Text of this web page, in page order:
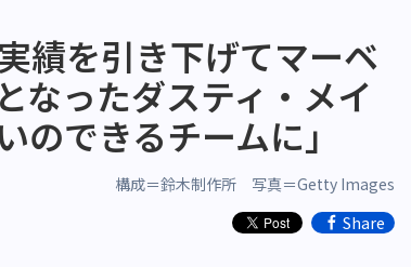
績を引き下げてマーベ
なったダスティ・メイ
のできるチームに」
構成＝鈴木制作所 写真＝Getty Images
Share